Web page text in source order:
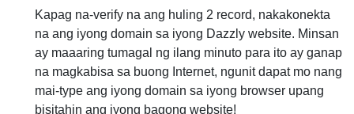
Kapag na-verify na ang huling 2 record, nakakonekta
na ang iyong domain sa iyong Dazzly website. Minsan
ay maaaring tumagal ng ilang minuto para ito ay ganap
na magkabisa sa buong Internet, ngunit dapat mo nang
mai-type ang iyong domain sa iyong browser upang
bisitahin ang iyong bagong website!